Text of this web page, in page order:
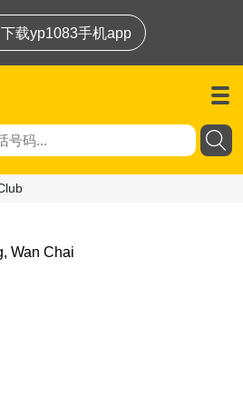
载yp1083手机app
Wan Chai